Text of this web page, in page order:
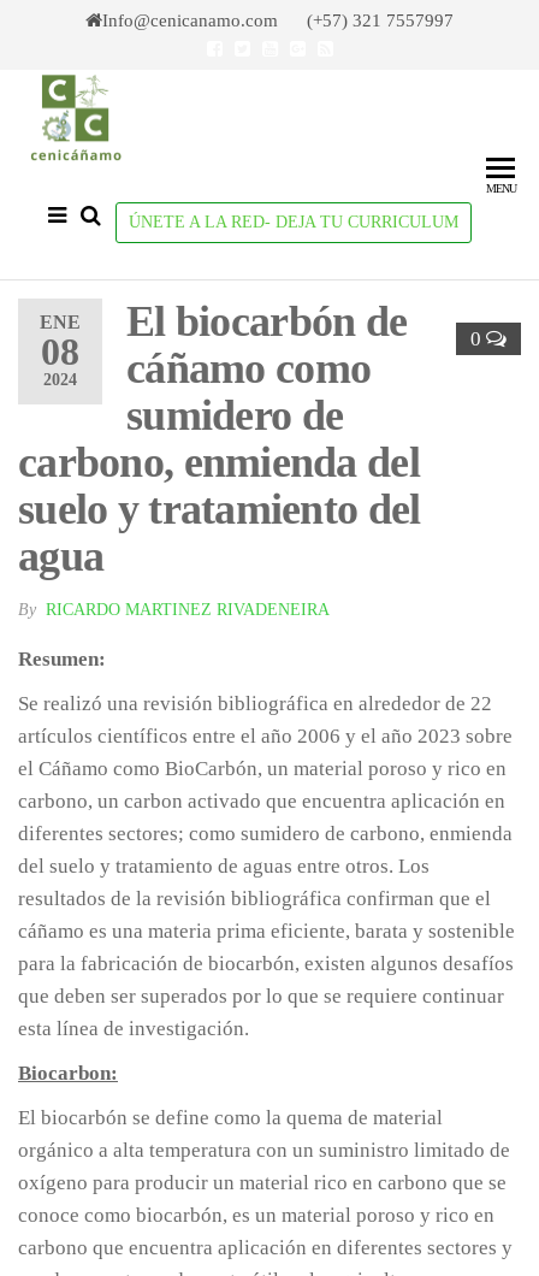
content
Info@cenicanamo.com (+57) 321 7557997
ÚNETE A LA RED- DEJA TU CURRICULUM
MENU
ENE
08
2024
0
El biocarbón de
cáñamo como
sumidero de
carbono, enmienda del
suelo y tratamiento del
agua
By RICARDO MARTINEZ RIVADENEIRA
Resumen:
Se realizó una revisión bibliográfica en alrededor de 22
artículos científicos entre el año 2006 y el año 2023 sobre
el Cáñamo como BioCarbón, un material poroso y rico en
carbono, un carbon activado que encuentra aplicación en
diferentes sectores; como sumidero de carbono, enmienda
del suelo y tratamiento de aguas entre otros. Los
resultados de la revisión bibliográfica confirman que el
cáñamo es una materia prima eficiente, barata y sostenible
para la fabricación de biocarbón, existen algunos desafíos
que deben ser superados por lo que se requiere continuar
esta línea de investigación.
Biocarbon:
El biocarbón se define como la quema de material
orgánico a alta temperatura con un suministro limitado de
oxígeno para producir un material rico en carbono que se
conoce como biocarbón, es un material poroso y rico en
carbono que encuentra aplicación en diferentes sectores y